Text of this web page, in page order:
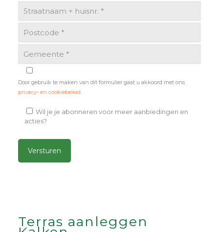
Door gebruik te maken van dit formulier gaat u akkoord met ons
privacy- en cookiebeleid
Wil je je abonneren voor meer aanbiedingen en
acties?
Terras aanleggen